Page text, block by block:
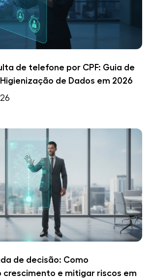
de telefone por CPF: Guia de
de Dados em 2026
de decisão: Como
e mitigar riscos em